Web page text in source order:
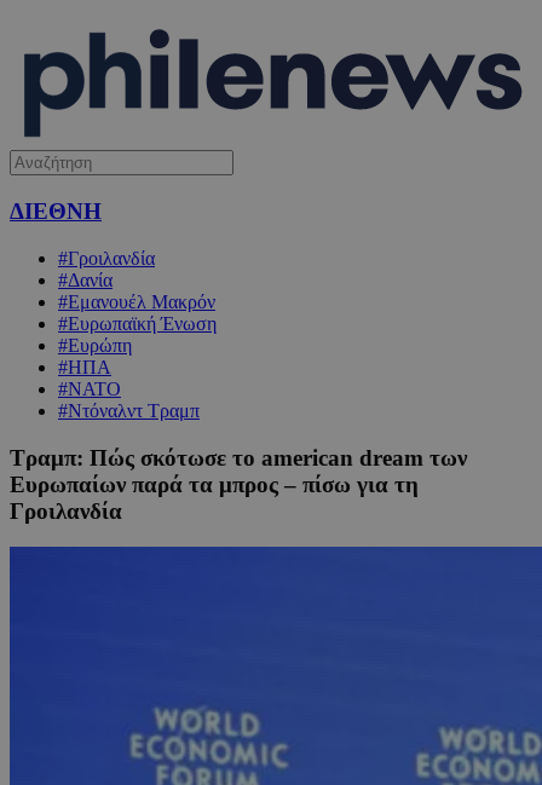
ΔΙΕΘΝΗ
#Γροιλανδία
#Δανία
#Εμανουέλ Μακρόν
#Ευρωπαϊκή Ένωση
#Ευρώπη
#ΗΠΑ
#ΝΑΤΟ
#Ντόναλντ Τραμπ
Τραμπ: Πώς σκότωσε το american dream των
Ευρωπαίων παρά τα μπρος – πίσω για τη
Γροιλανδία